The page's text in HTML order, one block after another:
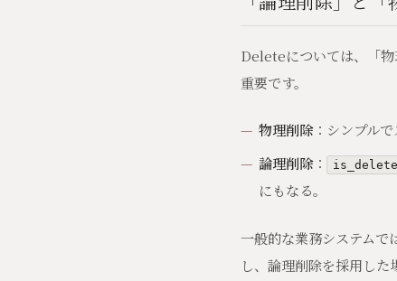
Deleteについては、「物
重要です。
物理削除：シンプル
論理削除：
にもなる。
一般的な業務システムで
し、論理削除を採用し